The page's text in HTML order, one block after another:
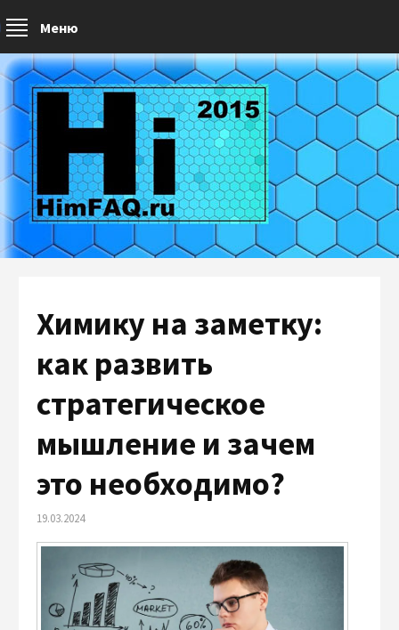
Меню
Химику на заметку:
как развить
стратегическое
мышление и зачем
это необходимо?
19.03.2024